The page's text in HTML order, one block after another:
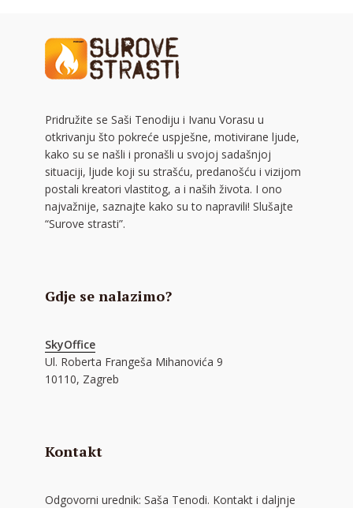
Pridružite se Saši Tenodiju i Ivanu Vorasu u
otkrivanju što pokreće uspješne, motivirane ljude,
kako su se našli i pronašli u svojoj sadašnjoj
situaciji, ljude koji su strašću, predanošću i vizijom
postali kreatori vlastitog, a i naših života. I ono
najvažnije, saznajte kako su to napravili! Slušajte
“Surove strasti”.
Gdje se nalazimo?
SkyOffice
Ul. Roberta Frangeša Mihanovića 9
10110, Zagreb
Kontakt
Odgovorni urednik: Saša Tenodi. Kontakt i daljnje